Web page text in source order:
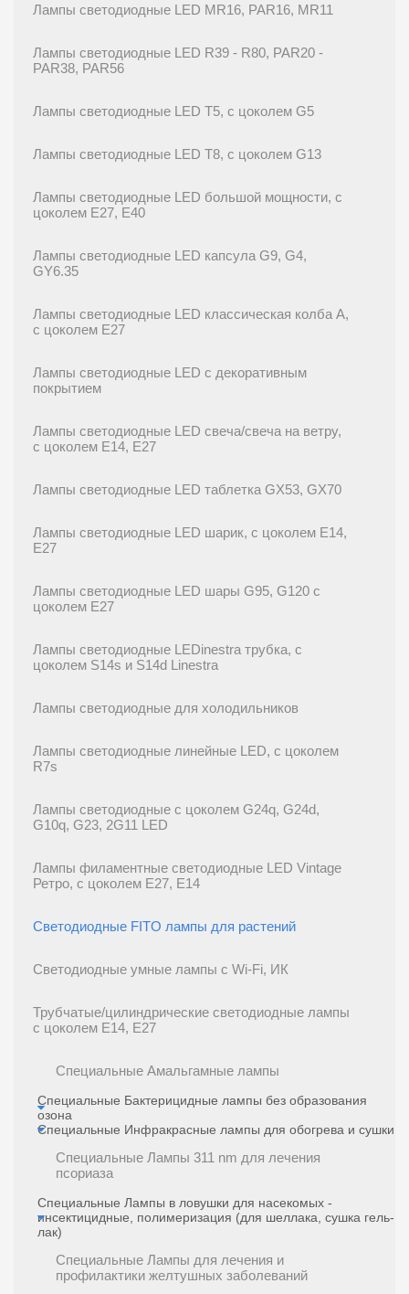
Лампы светодиодные LED MR16, PAR16, MR11
Лампы светодиодные LED R39 - R80, PAR20 -
PAR38, PAR56
Лампы светодиодные LED T5, с цоколем G5
Лампы светодиодные LED T8, с цоколем G13
Лампы светодиодные LED большой мощности, с
цоколем E27, E40
Лампы светодиодные LED капсула G9, G4,
GY6.35
Лампы светодиодные LED классическая колба A,
с цоколем E27
Лампы светодиодные LED с декоративным
покрытием
Лампы светодиодные LED свеча/свеча на ветру,
с цоколем E14, E27
Лампы светодиодные LED таблетка GX53, GX70
Лампы светодиодные LED шарик, с цоколем E14,
E27
Лампы светодиодные LED шары G95, G120 с
цоколем E27
Лампы светодиодные LEDinestra трубка, с
цоколем S14s и S14d Linestra
Лампы светодиодные для холодильников
Лампы светодиодные линейные LED, с цоколем
R7s
Лампы светодиодные с цоколем G24q, G24d,
G10q, G23, 2G11 LED
Лампы филаментные светодиодные LED Vintage
Ретро, с цоколем E27, E14
Светодиодные FITO лампы для растений
Светодиодные умные лампы с Wi-Fi, ИК
Трубчатые/цилиндрические светодиодные лампы
с цоколем E14, E27
Специальные Амальгамные лампы
Специальные Бактерицидные лампы без образования
озона
Специальные Инфракрасные лампы для обогрева и сушки
Специальные Лампы 311 nm для лечения
псориаза
Специальные Лампы в ловушки для насекомых -
инсектицидные, полимеризация (для шеллака, сушка гель-
лак)
Специальные Лампы для лечения и
профилактики желтушных заболеваний